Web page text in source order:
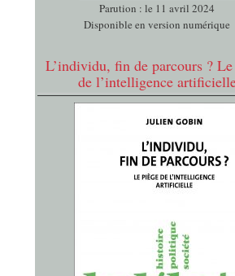
Parution : le 11 avril 2024
Disponible en version numérique
L’individu, fin de parcours ?
de l’intelligence